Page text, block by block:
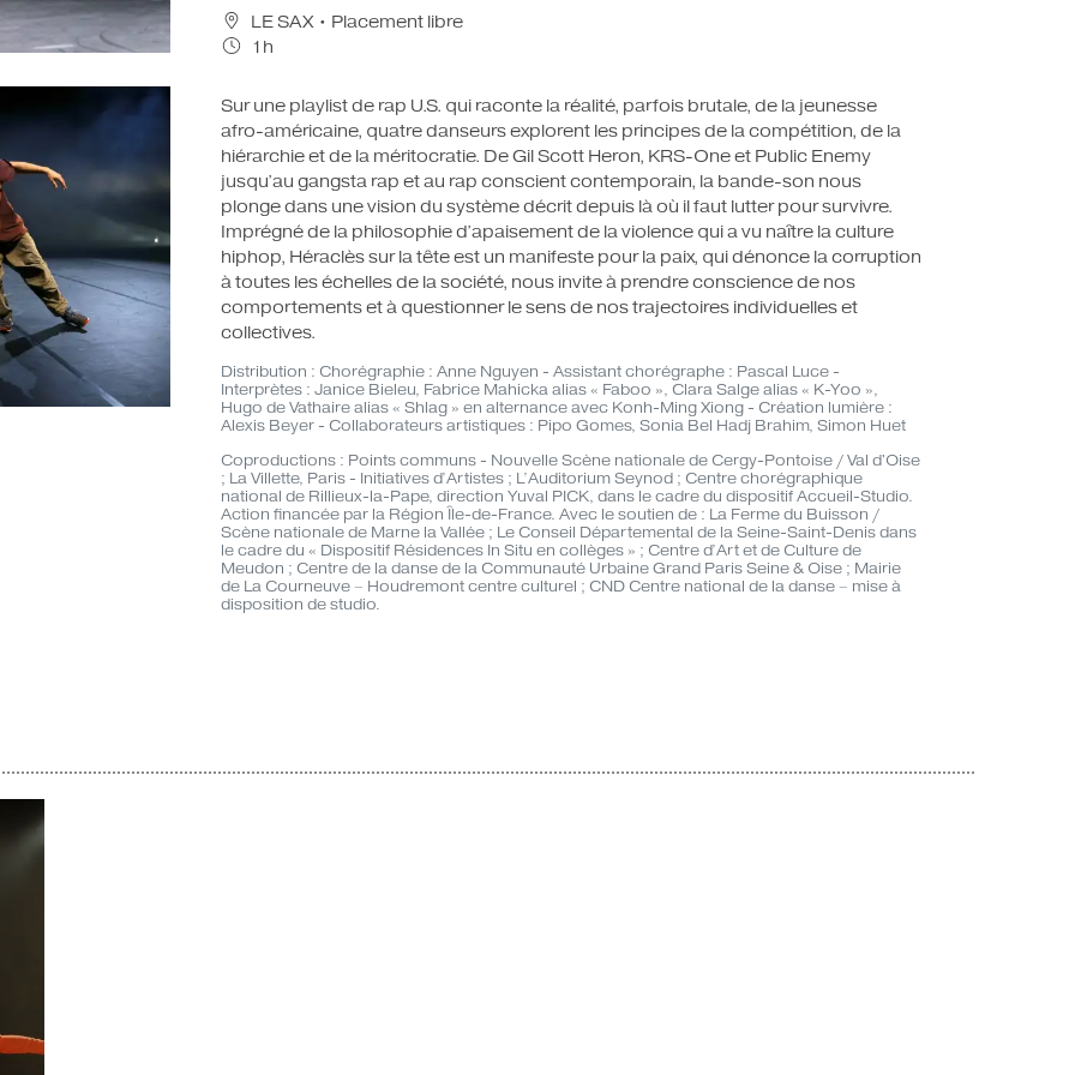
LE SAX• Placement libre
1h
Sur une playlist de rap U.S. qui raconte la réalité, parfois brutale, de la jeunesse
afro-américaine, quatre danseurs explorent les principes de la compétition, de la
hiérarchie et de la méritocratie. De Gil Scott Heron, KRS-One et Public Enemy
jusqu’au gangsta rap et au rap conscient contemporain, la bande-son nous
plonge dans une vision du système décrit depuis là où il faut lutter pour survivre.
Imprégné de la philosophie d’apaisement de la violence qui a vu naître la culture
hiphop, Héraclès sur la tête est un manifeste pour la paix, qui dénonce la corruption
à toutes les échelles de la société, nous invite à prendre conscience de nos
comportements et à questionner le sens de nos trajectoires individuelles et
collectives.
Distribution : Chorégraphie : Anne Nguyen - Assistant chorégraphe : Pascal Luce -
Interprètes : Janice Bieleu, Fabrice Mahicka alias « Faboo », Clara Salge alias « K-Yoo »,
Hugo de Vathaire alias « Shlag » en alternance avec Konh-Ming Xiong - Création lumière :
Alexis Beyer - Collaborateurs artistiques : Pipo Gomes, Sonia Bel Hadj Brahim, Simon Huet
Coproductions : Points communs - Nouvelle Scène nationale de Cergy-Pontoise / Val d'Oise
; La Villette, Paris - Initiatives d’Artistes ; L’Auditorium Seynod ; Centre chorégraphique
national de Rillieux-la-Pape, direction Yuval PICK, dans le cadre du dispositif Accueil-Studio.
Action financée par la Région Île-de-France. Avec le soutien de : La Ferme du Buisson /
Scène nationale de Marne la Vallée ; Le Conseil Départemental de la Seine-Saint-Denis dans
le cadre du « Dispositif Résidences In Situ en collèges » ; Centre d’Art et de Culture de
Meudon ; Centre de la danse de la Communauté Urbaine Grand Paris Seine & Oise ; Mairie
de La Courneuve – Houdremont centre culturel ; CND Centre national de la danse – mise à
disposition de studio.
LES CARTES CADEAUX